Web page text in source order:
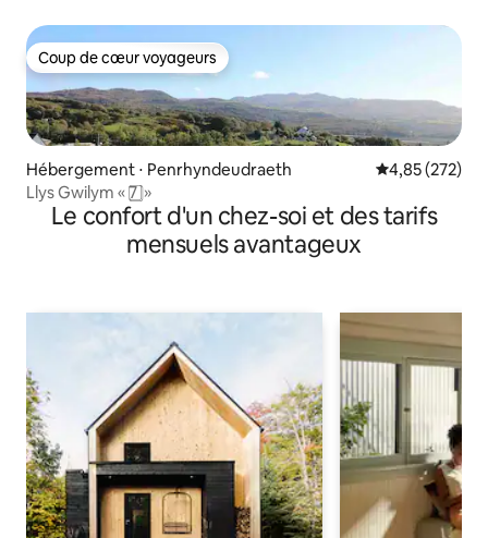
Coup de cœur voyageurs
Coup de cœur voyageurs
Hébergement ⋅ Penrhyndeudraeth Évaluation
4,85 (272)
Llys Gwilym « 7️ ⃣ »
Le confort d'un chez-soi et des tarifs
mensuels avantageux